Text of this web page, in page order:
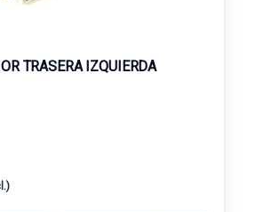
TRASERA IZQUIERDA